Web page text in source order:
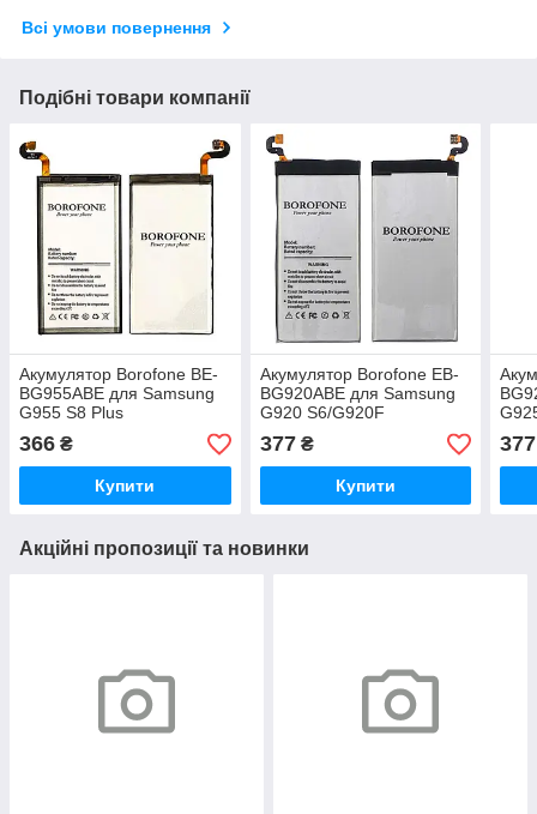
Всі умови повернення
Подібні товари компанії
Акумулятор Borofone BE-
BG955ABE для Samsung
G955 S8 Plus
366 ₴
Купити
Акумулятор Borofone EB-
BG920ABE для Samsung
G920 S6/G920F
377₴
Купити
377
Акційні пропозиції та новинки